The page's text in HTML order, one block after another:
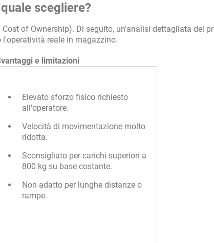
scegliere?
of Ownership). Di seguito, un'analisi dettagliata dei
l'operatività reale in magazzino.
e limitazioni
Elevato sforzo fisico richiesto
all'operatore.
Velocità di movimentazione molto
ridotta.
Sconsigliato per carichi superiori a
800 kg su base costante.
Non adatto per lunghe distanze o
rampe.